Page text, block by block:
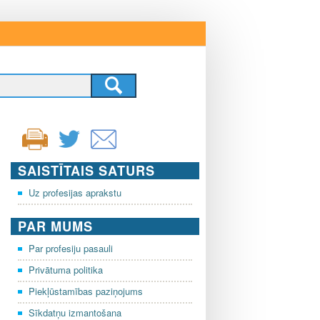
SAISTĪTAIS SATURS
Uz profesijas aprakstu
PAR MUMS
Par profesiju pasauli
Privātuma politika
Piekļūstamības paziņojums
Sīkdatņu izmantošana